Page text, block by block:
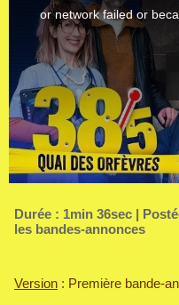
Durée : 1min 36sec |
les bandes-annonces
Version : Première bande-